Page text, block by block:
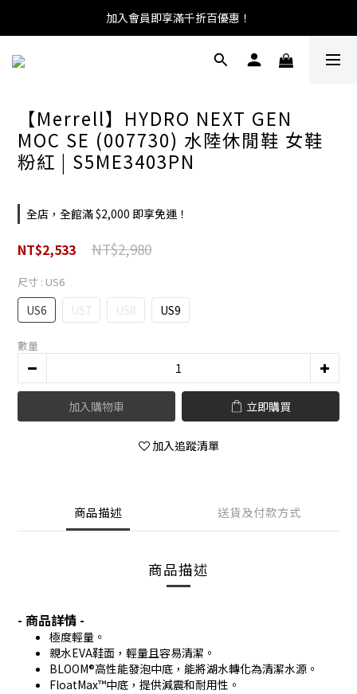
加入會員即享滿千折百優惠！
【Merrell】HYDRO NEXT GEN
MOC SE (007730) 水陸休閒鞋 女鞋
粉紅 | S5ME3403PN
全店，全館滿 $2,000 即享免運！
NT$2,533 NT$2,980
尺寸 : US6
US6 US7 US8 US9
數量
加入購物車 立即購買
加入追蹤清單
商品描述 送貨及付款方式
商品描述
- 商品詳情 -
極度輕量。
親水EVA鞋面，輕量且容易清潔 。
BLOOM®高性能發泡中底，能將湖水轉化為清潔水源 。
FloatMax™中底，提供減震和耐用性。